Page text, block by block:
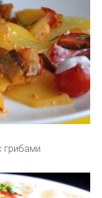
грибами